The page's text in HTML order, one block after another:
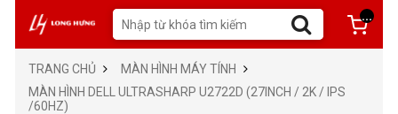
...
TRANG CHỦ
MÀN HÌNH MÁY TÍNH
MÀN HÌNH DELL ULTRASHARP U2722D (27INCH / 2K / IPS
/60HZ)